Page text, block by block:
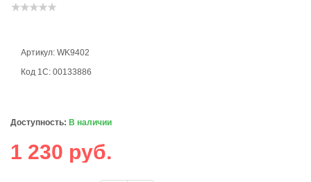
Артикул: WK9402
Код 1С: 00133886
Доступность: В наличии
1 230 руб.